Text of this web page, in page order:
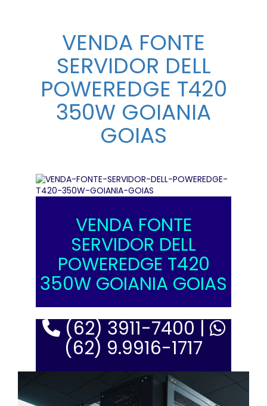
VENDA FONTE
SERVIDOR DELL
POWEREDGE T420
350W GOIANIA
GOIAS
VENDA FONTE
SERVIDOR DELL
POWEREDGE T420
350W GOIANIA GOIAS
(62) 3911-7400 |
(62) 9.9916-1717